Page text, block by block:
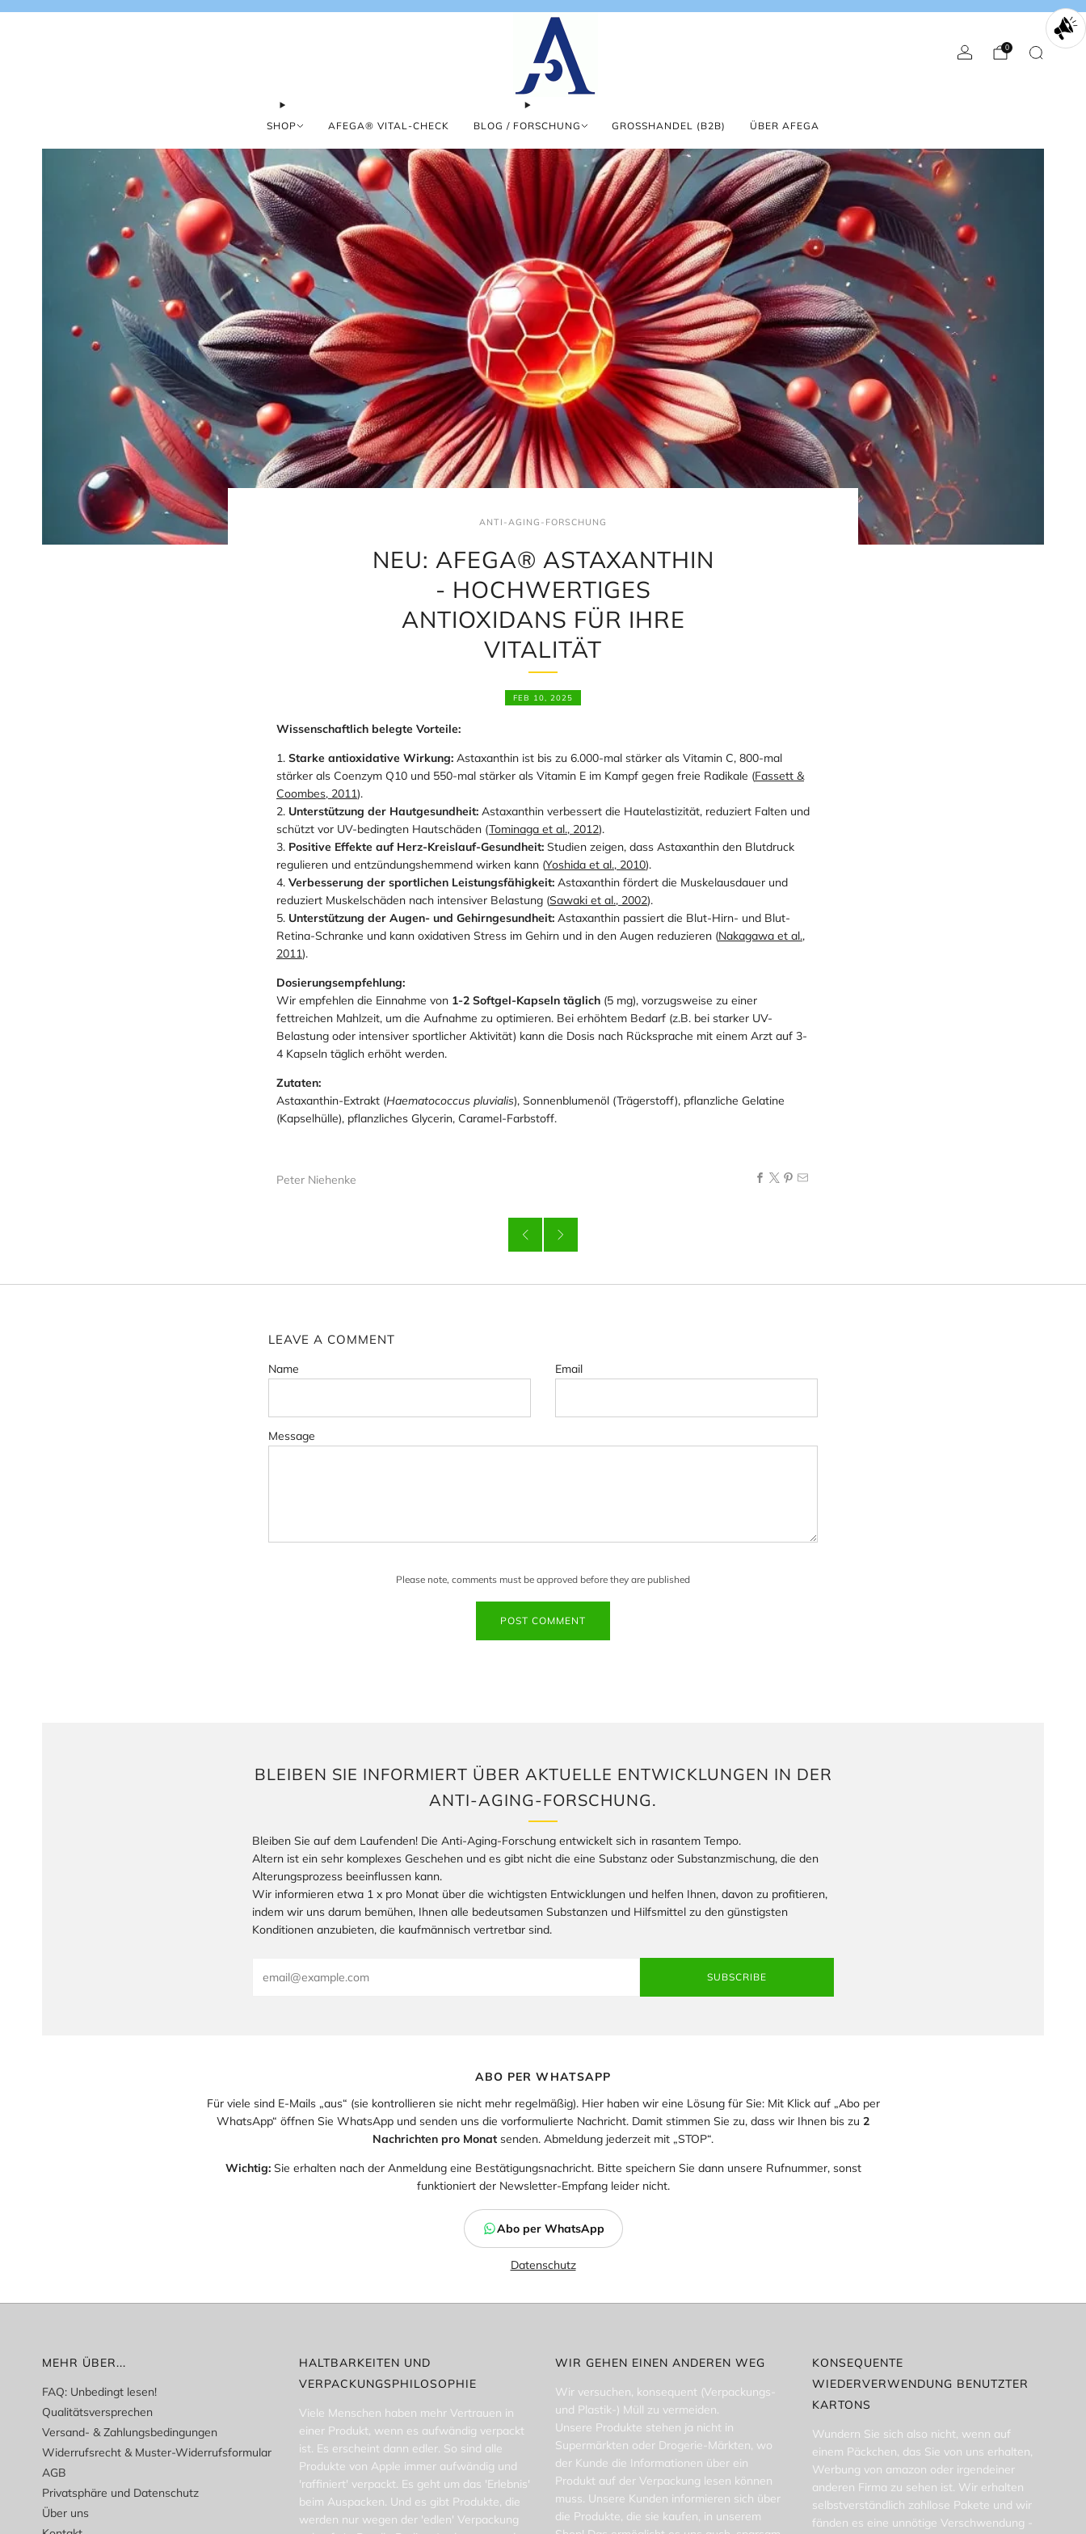
SHOP AFEGA® VITAL-CHECK BLOG / FORSCHUNG GROSSHANDEL (B2B) ÜBER AFEGA
0
ANTI-AGING-FORSCHUNG
NEU: AFEGA® ASTAXANTHIN
- HOCHWERTIGES
ANTIOXIDANS FÜR IHRE
VITALITÄT
FEB 10, 2025
Wissenschaftlich belegte Vorteile:
1. Starke antioxidative Wirkung: Astaxanthin ist bis zu 6.000-mal stärker als Vitamin C, 800-mal
stärker als Coenzym Q10 und 550-mal stärker als Vitamin E im Kampf gegen freie Radikale (Fassett &
Coombes, 2011).
2. Unterstützung der Hautgesundheit: Astaxanthin verbessert die Hautelastizität, reduziert Falten und
schützt vor UV-bedingten Hautschäden (Tominaga et al., 2012).
3. Positive Effekte auf Herz-Kreislauf-Gesundheit: Studien zeigen, dass Astaxanthin den Blutdruck
regulieren und entzündungshemmend wirken kann (Yoshida et al., 2010).
4. Verbesserung der sportlichen Leistungsfähigkeit: Astaxanthin fördert die Muskelausdauer und
reduziert Muskelschäden nach intensiver Belastung (Sawaki et al., 2002).
5. Unterstützung der Augen- und Gehirngesundheit: Astaxanthin passiert die Blut-Hirn- und Blut-
Retina-Schranke und kann oxidativen Stress im Gehirn und in den Augen reduzieren (Nakagawa et al.,
2011).
Dosierungsempfehlung:
Wir empfehlen die Einnahme von 1-2 Softgel-Kapseln täglich (5 mg), vorzugsweise zu einer
fettreichen Mahlzeit, um die Aufnahme zu optimieren. Bei erhöhtem Bedarf (z.B. bei starker UV-
Belastung oder intensiver sportlicher Aktivität) kann die Dosis nach Rücksprache mit einem Arzt auf 3-
4 Kapseln täglich erhöht werden.
Zutaten:
Astaxanthin-Extrakt (Haematococcus pluvialis), Sonnenblumenöl (Trägerstoff), pflanzliche Gelatine
(Kapselhülle), pflanzliches Glycerin, Caramel-Farbstoff.
Peter Niehenke
LEAVE A COMMENT
Name Email
Message
Please note, comments must be approved before they are published
BLEIBEN SIE INFORMIERT ÜBER AKTUELLE ENTWICKLUNGEN IN DER
ANTI-AGING-FORSCHUNG.
Bleiben Sie auf dem Laufenden! Die Anti-Aging-Forschung entwickelt sich in rasantem Tempo.
Altern ist ein sehr komplexes Geschehen und es gibt nicht die eine Substanz oder Substanzmischung, die den
Alterungsprozess beeinflussen kann.
Wir informieren etwa 1 x pro Monat über die wichtigsten Entwicklungen und helfen Ihnen, davon zu profitieren,
indem wir uns darum bemühen, Ihnen alle bedeutsamen Substanzen und Hilfsmittel zu den günstigsten
Konditionen anzubieten, die kaufmännisch vertretbar sind.
SUBSCRIBE
ABO PER WHATSAPP
Für viele sind E-Mails „aus“ (sie kontrollieren sie nicht mehr regelmäßig). Hier haben wir eine Lösung für Sie: Mit Klick auf „Abo per
WhatsApp“ öffnen Sie WhatsApp und senden uns die vorformulierte Nachricht. Damit stimmen Sie zu, dass wir Ihnen bis zu 2
Nachrichten pro Monat senden. Abmeldung jederzeit mit „STOP“.
Wichtig:Sie erhalten nach der Anmeldung eine Bestätigungsnachricht. Bitte speichern Sie dann unsere Rufnummer, sonst
funktioniert der Newsletter-Empfang leider nicht.
Abo per WhatsApp
Datenschutz
MEHR ÜBER...
FAQ: Unbedingt lesen!
Qualitätsversprechen
Versand- & Zahlungsbedingungen
Widerrufsrecht & Muster-Widerrufsformular
AGB
Privatsphäre und Datenschutz
Über uns
HALTBARKEITEN UND
VERPACKUNGSPHILOSOPHIE
Viele Menschen haben mehr Vertrauen in
einer Produkt, wenn es aufwändig verpackt
ist. Es erscheint dann edler. So sind alle
Produkte von Apple immer aufwändig und
'raffiniert' verpackt. Es geht um das 'Erlebnis'
beim Auspacken. Und es gibt Produkte, die
werden nur wegen der 'edlen' Verpackung
WIR GEHEN EINEN ANDEREN WEG
Wir versuchen, konsequent (Verpackungs-
und Plastik-) Müll zu vermeiden.
Unsere Produkte stehen ja nicht in
Supermärkten oder Drogerie-Märkten, wo
der Kunde die Informationen über ein
Produkt auf der Verpackung lesen können
muss. Unsere Kunden informieren sich über
die Produkte, die sie kaufen, in unserem
KONSEQUENTE
WIEDERVERWENDUNG BENUTZTER
KARTONS
Wundern Sie sich also nicht, wenn auf
einem Päckchen, das Sie von uns erhalten,
Werbung von amazon oder irgendeiner
anderen Firma zu sehen ist. Wir erhalten
selbstverständlich zahllose Pakete und wir
fänden es eine unnötige Verschwendung -